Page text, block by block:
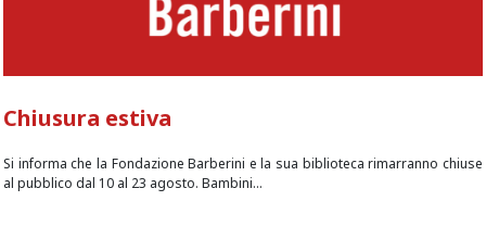
Chiusura estiva
Si informa che la Fondazione Barberini e la sua biblioteca rimarranno chiuse
al pubblico dal 10 al 23 agosto. Bambini...